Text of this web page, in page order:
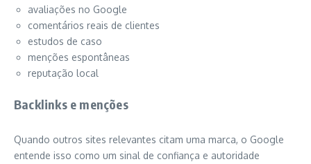
avaliações no Google
comentários reais de clientes
estudos de caso
menções espontâneas
reputação local
Backlinks e menções
Quando outros sites relevantes citam uma marca, o Google
entende isso como um sinal de confiança e autoridade